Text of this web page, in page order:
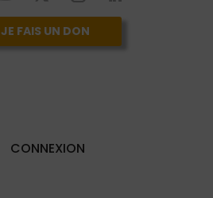
JE FAIS UN DON
CONNEXION